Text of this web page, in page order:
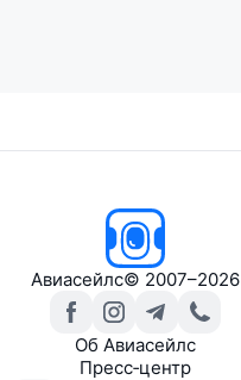
Авиасейлс© 2007–2026
Об Авиасейлс
Пресс‑центр